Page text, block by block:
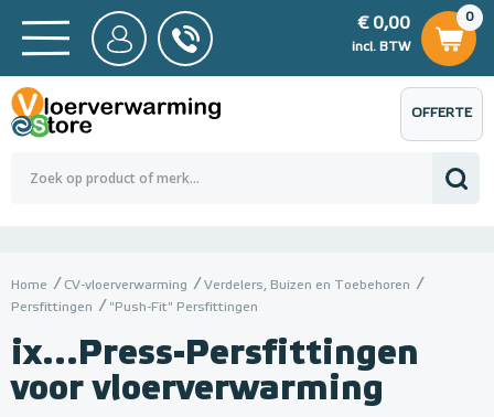
BTW
0,00
0
€ 0,00
incl. BTW
€ 0,00
OFFERTE
AANVRAGEN
Home CV-vloerverwarming
Verdelers, Buizen en Toebehoren
Persfittingen
"Push-Fit" Persfittingen
ix...Press-Persfittingen
voor vloerverwarming